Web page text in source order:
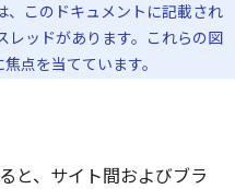
、このドキュメントに記載され
レッドがあります。これらの図
点を当てています。
と、サイト間およびブラ